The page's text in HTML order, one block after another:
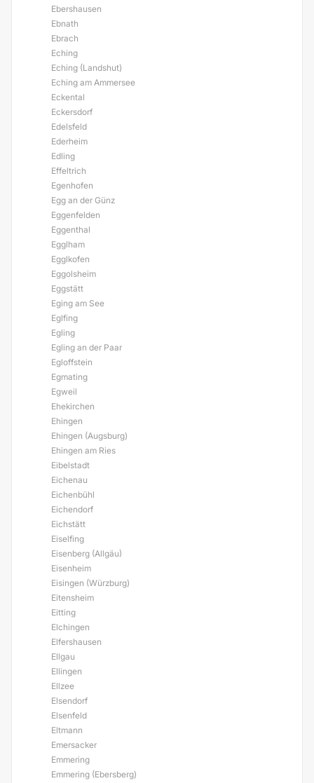
Ebershausen
Ebnath
Ebrach
Eching
Eching (Landshut)
Eching am Ammersee
Eckental
Eckersdorf
Edelsfeld
Ederheim
Edling
Effeltrich
Egenhofen
Egg an der Günz
Eggenfelden
Eggenthal
Egglham
Egglkofen
Eggolsheim
Eggstätt
Eging am See
Eglfing
Egling
Egling an der Paar
Egloffstein
Egmating
Egweil
Ehekirchen
Ehingen
Ehingen (Augsburg)
Ehingen am Ries
Eibelstadt
Eichenau
Eichenbühl
Eichendorf
Eichstätt
Eiselfing
Eisenberg (Allgäu)
Eisenheim
Eisingen (Würzburg)
Eitensheim
Eitting
Elchingen
Elfershausen
Ellgau
Ellingen
Ellzee
Elsendorf
Elsenfeld
Eltmann
Emersacker
Emmering
Emmering (Ebersberg)